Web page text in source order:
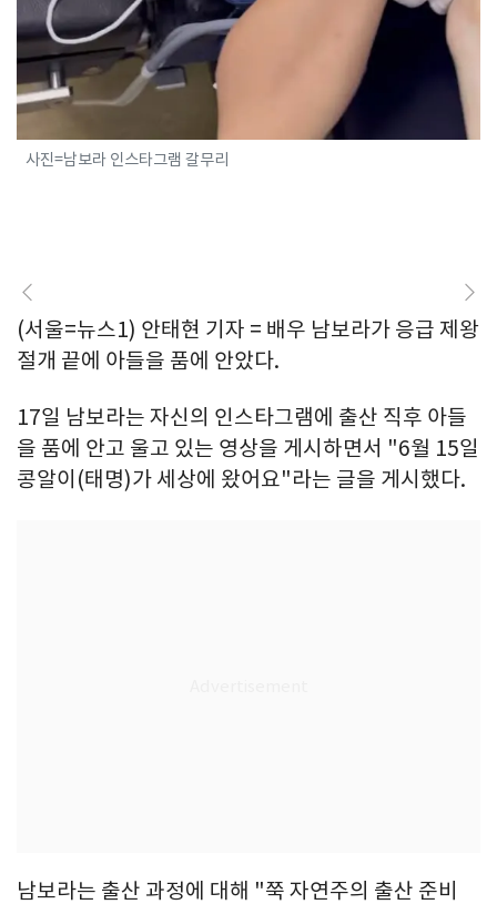
사진=남보라 인스타그램 갈무리
(서울=뉴스1) 안태현 기자 = 배우 남보라가 응급 제왕
절개 끝에 아들을 품에 안았다.
17일 남보라는 자신의 인스타그램에 출산 직후 아들
을 품에 안고 울고 있는 영상을 게시하면서 "6월 15일
콩알이(태명)가 세상에 왔어요"라는 글을 게시했다.
남보라는 출산 과정에 대해 "쭉 자연주의 출산 준비